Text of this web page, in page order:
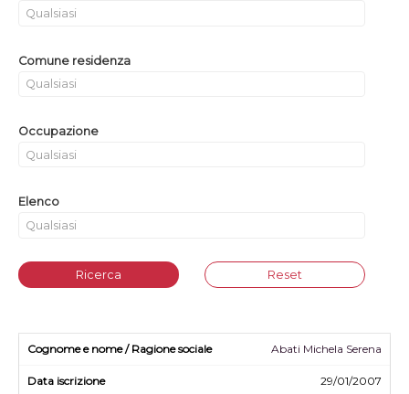
Comune residenza
Occupazione
Elenco
Ricerca Reset
Abati Michela Serena
29/01/2007